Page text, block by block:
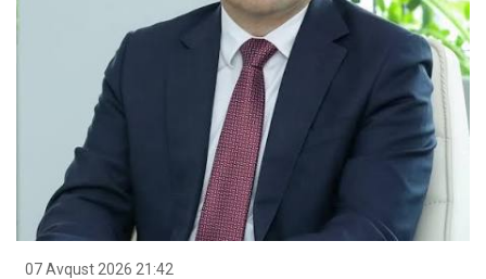
07 Avqust 2026 21:42